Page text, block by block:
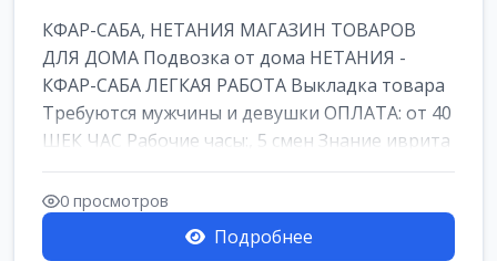
КФАР-САБА, НЕТАНИЯ МАГАЗИН ТОВАРОВ
ДЛЯ ДОМА Подвозка от дома НЕТАНИЯ -
КФАР-САБА ЛЕГКАЯ РАБОТА Выкладка товара
Требуются мужчины и девушки ОПЛАТА: от 40
ШЕК ЧАС Рабочие часы:, 5 смен Знание иврита
не ...
0 просмотров
Подробнее